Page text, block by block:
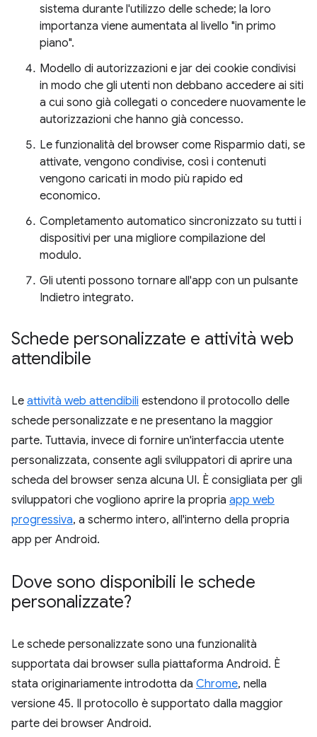
sistema durante l'utilizzo delle schede; la loro
importanza viene aumentata al livello "in primo
piano".
Modello di autorizzazioni e jar dei cookie condivisi
in modo che gli utenti non debbano accedere ai siti
a cui sono già collegati o concedere nuovamente le
autorizzazioni che hanno già concesso.
Le funzionalità del browser come Risparmio dati, se
attivate, vengono condivise, così i contenuti
vengono caricati in modo più rapido ed
economico.
Completamento automatico sincronizzato su tutti i
dispositivi per una migliore compilazione del
modulo.
Gli utenti possono tornare all'app con un pulsante
Indietro integrato.
Schede personalizzate e attività web
attendibile
Le attività web attendibili estendono il protocollo delle
schede personalizzate e ne presentano la maggior
parte. Tuttavia, invece di fornire un'interfaccia utente
personalizzata, consente agli sviluppatori di aprire una
scheda del browser senza alcuna UI. È consigliata per gli
sviluppatori che vogliono aprire la propria app web
progressiva, a schermo intero, all'interno della propria
app per Android.
Dove sono disponibili le schede
personalizzate?
Le schede personalizzate sono una funzionalità
supportata dai browser sulla piattaforma Android. È
stata originariamente introdotta da Chrome, nella
versione 45. Il protocollo è supportato dalla maggior
parte dei browser Android.